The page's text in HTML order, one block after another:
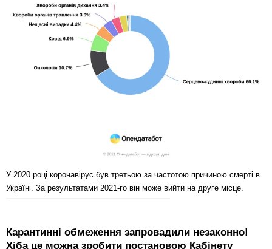
У 2020 році коронавірус був третьою за частотою причиною смерті в
Україні. За результатами 2021-го він може вийти на друге місце.
Карантинні обмеження запровадили незаконно!
Хіба це можна зробити постановою Кабінету